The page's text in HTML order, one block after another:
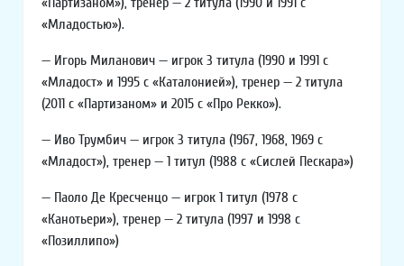
«Младостью»).
— Игорь Миланович — игрок 3 титула (1990 и 1991 с
«Младост» и 1995 с «Каталонией»), тренер — 2 титула
(2011 с «Партизаном» и 2015 с «Про Рекко»).
— Иво Трумбич — игрок 3 титула (1967, 1968, 1969 с
«Младост»), тренер — 1 титул (1988 с «Сислей Пескара»)
— Паоло Де Кресченцо — игрок 1 титул (1978 с
«Канотьери»), тренер — 2 титула (1997 и 1998 с
«Позиллипо»)